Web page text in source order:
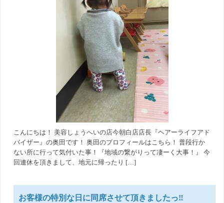
こんにちは！ 美容しょうへいの店今朝白店店長『ヘアーライフアド
バイザー』の奥田です！ 奥田のプロフィールはこちら！ 普段行か
ない所に行って気付いた事！『地域の繋がりって凄ーく大事！』 今
回連休を頂きまして、地元に帰ったり […]
お客様の特別な日に同席させて頂きましたっ‼︎